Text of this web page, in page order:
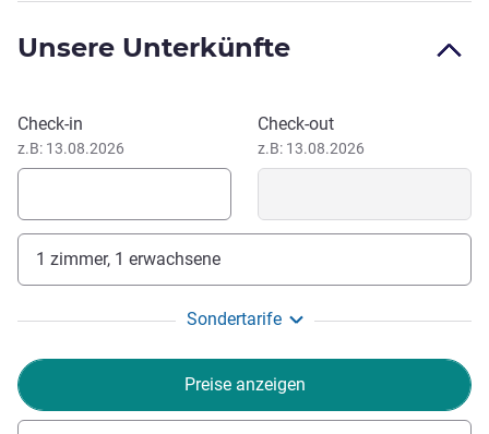
Selbstbedienungs-Wäscheraum und Highspeed-WIFI für
Unsere Unterkünfte
Dieses Hotel buchen
Check-in
z.B: 13.08.2026
Check-out
z.B: 13.08.2026
1 zimmer, 1 erwachsene
Sondertarife
Preise anzeigen